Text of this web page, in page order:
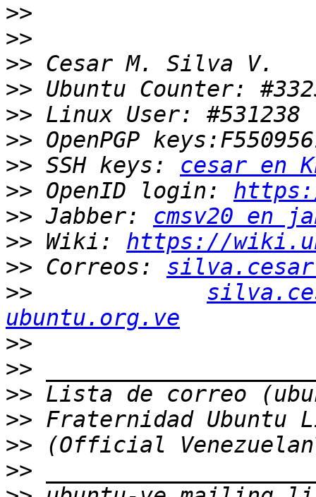
>>
>>
>>
>>
>>
>>
>> SSH keys: cesar en
>> OpenID login:
>> Jabber: cmsv20 en
>> Wiki: https://
>> Correos:
>>
ubuntu.org.ve
>>
>>
>>
>>
>>
>>